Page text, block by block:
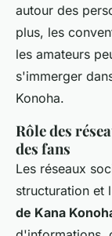
autour des
plus, les
les amateurs
s'immerger
Konoha.
Rôle des
des fans
Les réseaux
structuration et
de Kana